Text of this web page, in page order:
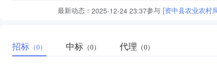
最新动态： 2025-12-24 23:37参与 [资中县农业农村
招标 （0） 中标 （0） 代理 （0）